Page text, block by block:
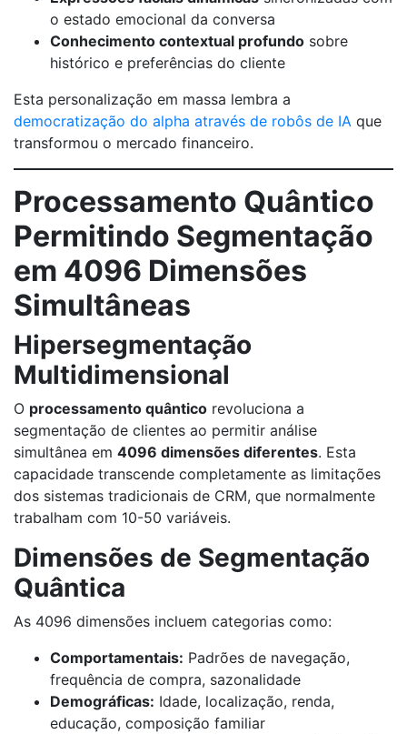
o estado emocional da conversa
Conhecimento contextual profundo sobre
histórico e preferências do cliente
Esta personalização em massa lembra a
democratização do alpha através de robôs de IA que
transformou o mercado financeiro.
Processamento Quântico
Permitindo Segmentação
em 4096 Dimensões
Simultâneas
Hipersegmentação
Multidimensional
O processamento quântico revoluciona a
segmentação de clientes ao permitir análise
simultânea em 4096 dimensões diferentes. Esta
capacidade transcende completamente as limitações
dos sistemas tradicionais de CRM, que normalmente
trabalham com 10-50 variáveis.
Dimensões de Segmentação
Quântica
As 4096 dimensões incluem categorias como:
Comportamentais: Padrões de navegação,
frequência de compra, sazonalidade
Demográficas: Idade, localização, renda,
educação, composição familiar